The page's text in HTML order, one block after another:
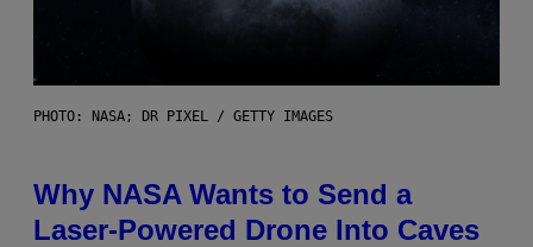
PHOTO: NASA; DR PIXEL / GETTY IMAGES
Why NASA Wants to Send a
Laser-Powered Drone Into Caves